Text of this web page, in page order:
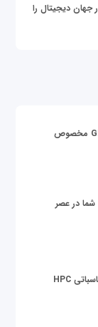
دیجیتال را
قیمت سرور گرافیکی | خرید GPU Server مخصوص
در عصر